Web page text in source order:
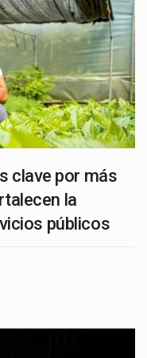
clave por más
la
públicos